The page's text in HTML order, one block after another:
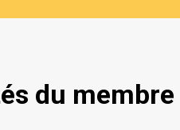
du membre